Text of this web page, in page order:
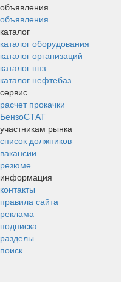
объявления
объявления
каталог
каталог оборудования
каталог организаций
каталог нпз
каталог нефтебаз
сервис
расчет прокачки
БензоСТАТ
участникам рынка
список должников
вакансии
резюме
информация
контакты
правила сайта
реклама
подписка
разделы
поиск